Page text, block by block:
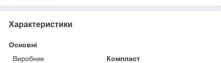
Характеристики
Основні
Виробник
Компласт